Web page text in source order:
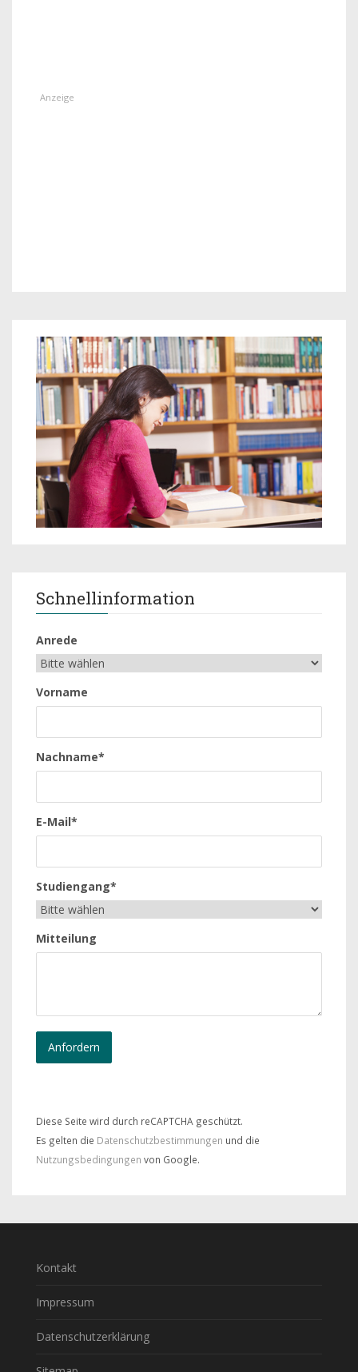
Schnellinformation
Anrede
Vorname
Nachname*
E-Mail*
Studiengang*
Mitteilung
Diese Seite wird durch reCAPTCHA geschützt.
Es gelten die Datenschutzbestimmungen und die
Nutzungsbedingungen von Google.
Kontakt
Impressum
Datenschutzerklärung